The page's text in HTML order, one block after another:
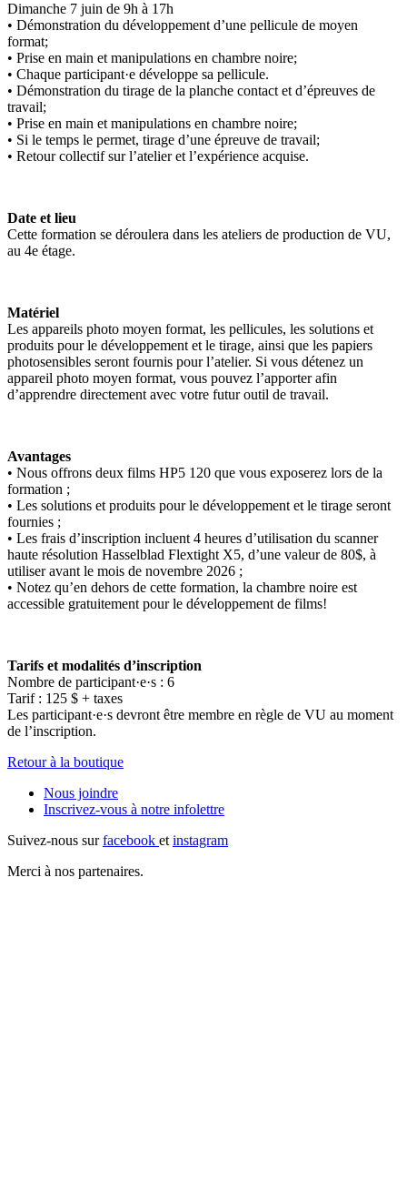
Dimanche 7 juin de 9h à 17h
• Démonstration du développement d’une pellicule de moyen
format;
• Prise en main et manipulations en chambre noire;
• Chaque participant·e développe sa pellicule.
• Démonstration du tirage de la planche contact et d’épreuves de
travail;
• Prise en main et manipulations en chambre noire;
• Si le temps le permet, tirage d’une épreuve de travail;
• Retour collectif sur l’atelier et l’expérience acquise.
Date et lieu
Cette formation se déroulera dans les ateliers de production de VU,
au 4e étage.
Matériel
Les appareils photo moyen format, les pellicules, les solutions et
produits pour le développement et le tirage, ainsi que les papiers
photosensibles seront fournis pour l’atelier. Si vous détenez un
appareil photo moyen format, vous pouvez l’apporter afin
d’apprendre directement avec votre futur outil de travail.
Avantages
• Nous offrons deux films HP5 120 que vous exposerez lors de la
formation ;
• Les solutions et produits pour le développement et le tirage seront
fournies ;
• Les frais d’inscription incluent 4 heures d’utilisation du scanner
haute résolution Hasselblad Flextight X5, d’une valeur de 80$, à
utiliser avant le mois de novembre 2026 ;
• Notez qu’en dehors de cette formation, la chambre noire est
accessible gratuitement pour le développement de films!
Tarifs et modalités d’inscription
Nombre de participant·e·s : 6
Tarif : 125 $ + taxes
Les participant·e·s devront être membre en règle de VU au moment
de l’inscription.
Retour à la boutique
Nous joindre
Inscrivez-vous à notre infolettre
Suivez-nous sur facebook et instagram
Merci à nos partenaires.